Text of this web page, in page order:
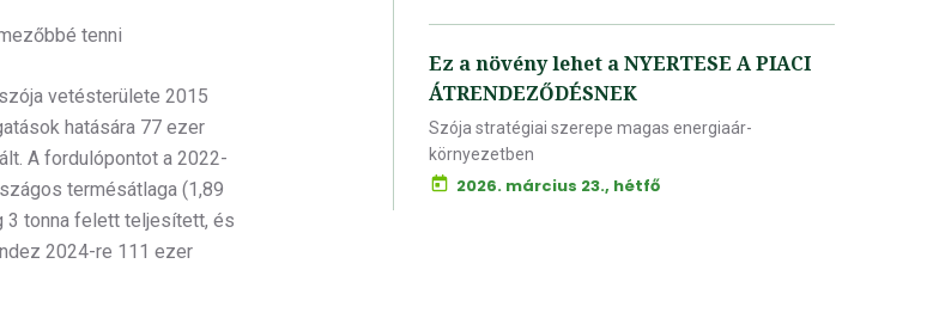
tenni
vetésterülete 2015
hatására 77 ezer
A fordulópontot a 2022-
termésátlaga (1,89
3 tonna felett teljesített, és
2024-re 111 ezer
Ez a növény lehet a NYERTESE A PIACI
ÁTRENDEZŐDÉSNEK
Szója stratégiai szerepe magas energiaár-
környezetben
2026. március 23., hétfő